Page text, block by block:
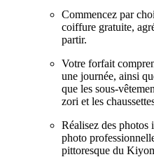
Commencez par
coiffure gratuite,
partir.
Votre forfait
une journée, ainsi
que les sous-
zori et les
Réalisez des photos
photo
pittoresque du